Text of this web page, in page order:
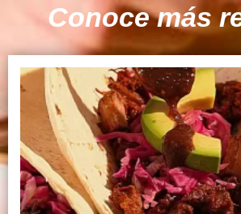
Conoce más